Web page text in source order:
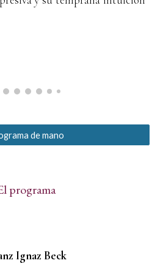
de mano
programa
Ignaz Beck